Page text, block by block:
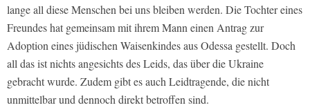
lange all diese Menschen bei uns bleiben werden. Die Tochter eines
Freundes hat gemeinsam mit ihrem Mann einen Antrag zur
Adoption eines jüdischen Waisenkindes aus Odessa gestellt. Doch
all das ist nichts angesichts des Leids, das über die Ukraine
gebracht wurde. Zudem gibt es auch Leidtragende, die nicht
unmittelbar und dennoch direkt betroffen sind.